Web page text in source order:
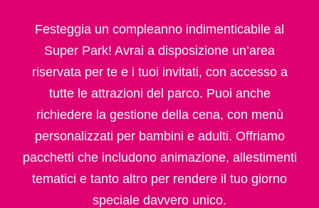
Festeggia un compleanno indimenticabile al
Super Park! Avrai a disposizione un’area
riservata per te e i tuoi invitati, con accesso a
tutte le attrazioni del parco. Puoi anche
richiedere la gestione della cena, con menù
personalizzati per bambini e adulti. Offriamo
pacchetti che includono animazione, allestimenti
tematici e tanto altro per rendere il tuo giorno
speciale davvero unico.